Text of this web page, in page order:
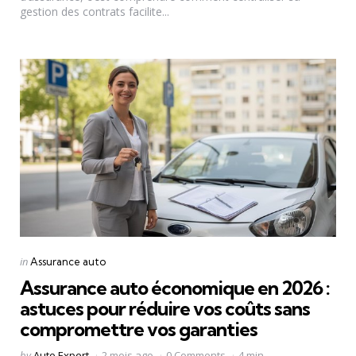
gestion des contrats facilite...
Categories
Posted
inAssurance auto
Assurance auto économique en 2026 :
astuces pour réduire vos coûts sans
compromettre vos garanties